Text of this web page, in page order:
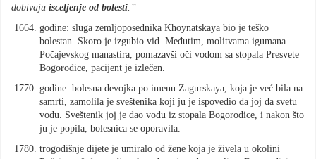
dobivaju isceljenje od bolesti .’’
godine: sluga zemljoposednika Khoynatskaya bio je teško
bolestan. Skoro je izgubio vid. Međutim, molitvama igumana
Počajevskog manastira, pomazavši oči vodom sa stopala Presvete
Bogorodice, pacijent je izlečen.
godine: bolesna devojka po imenu Zagurskaya, koja je već bila na
samrti, zamolila je sveštenika koji ju je ispovedio da joj da svetu
vodu. Sveštenik joj je dao vodu iz stopala Bogorodice, i nakon što
ju je popila, bolesnica se oporavila.
trogodišnje dijete je umiralo od žene koja je živela u okolini